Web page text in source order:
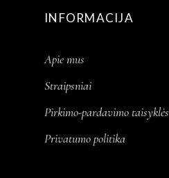
INFORMACIJA
Apie mus
Straipsniai
Pirkimo-pardavimo taisyklės
Privatumo politika